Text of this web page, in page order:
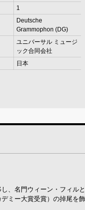
1
Deutsche
Grammophon (DG)
ユニバーサル ミュージ
ック合同会社
日本
、名門ウィーン・フィル
ミー大賞受賞）の掉尾を